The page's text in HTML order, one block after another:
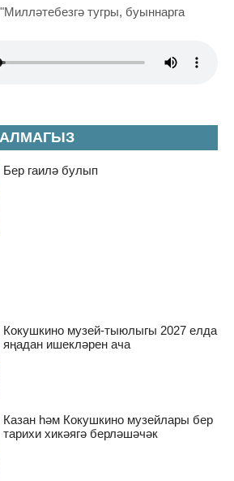
Бер гаилә булып
Кокушкино музей-тыюлыгы 2027 елда
яңадан ишекләрен ача
Казан һәм Кокушкино музейлары бер
тарихи хикәягә берләшәчәк
тугры, буыннарга